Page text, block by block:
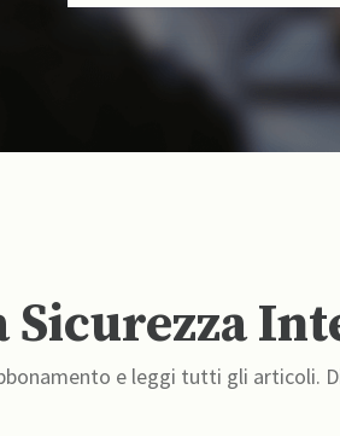
Sicurezza
e leggi tutti gli articoli.